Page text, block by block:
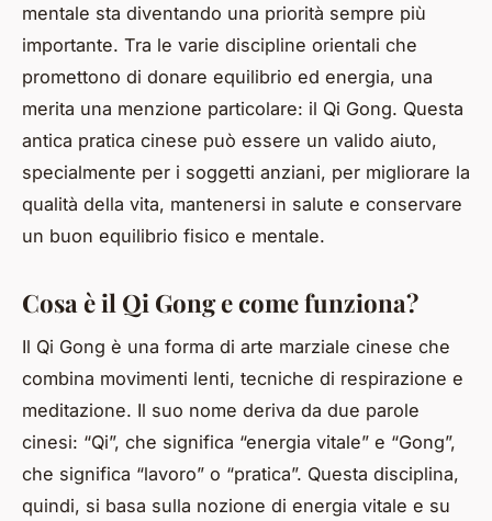
mentale sta diventando una priorità sempre più
importante. Tra le varie discipline orientali che
promettono di donare equilibrio ed energia, una
merita una menzione particolare: il Qi Gong. Questa
antica pratica cinese può essere un valido aiuto,
specialmente per i soggetti anziani, per migliorare la
qualità della vita, mantenersi in salute e conservare
un buon equilibrio fisico e mentale.
Cosa è il Qi Gong e come funziona?
Il Qi Gong è una forma di arte marziale cinese che
combina movimenti lenti, tecniche di respirazione e
meditazione. Il suo nome deriva da due parole
cinesi: “Qi”, che significa “energia vitale” e “Gong”,
che significa “lavoro” o “pratica”. Questa disciplina,
quindi, si basa sulla nozione di energia vitale e su